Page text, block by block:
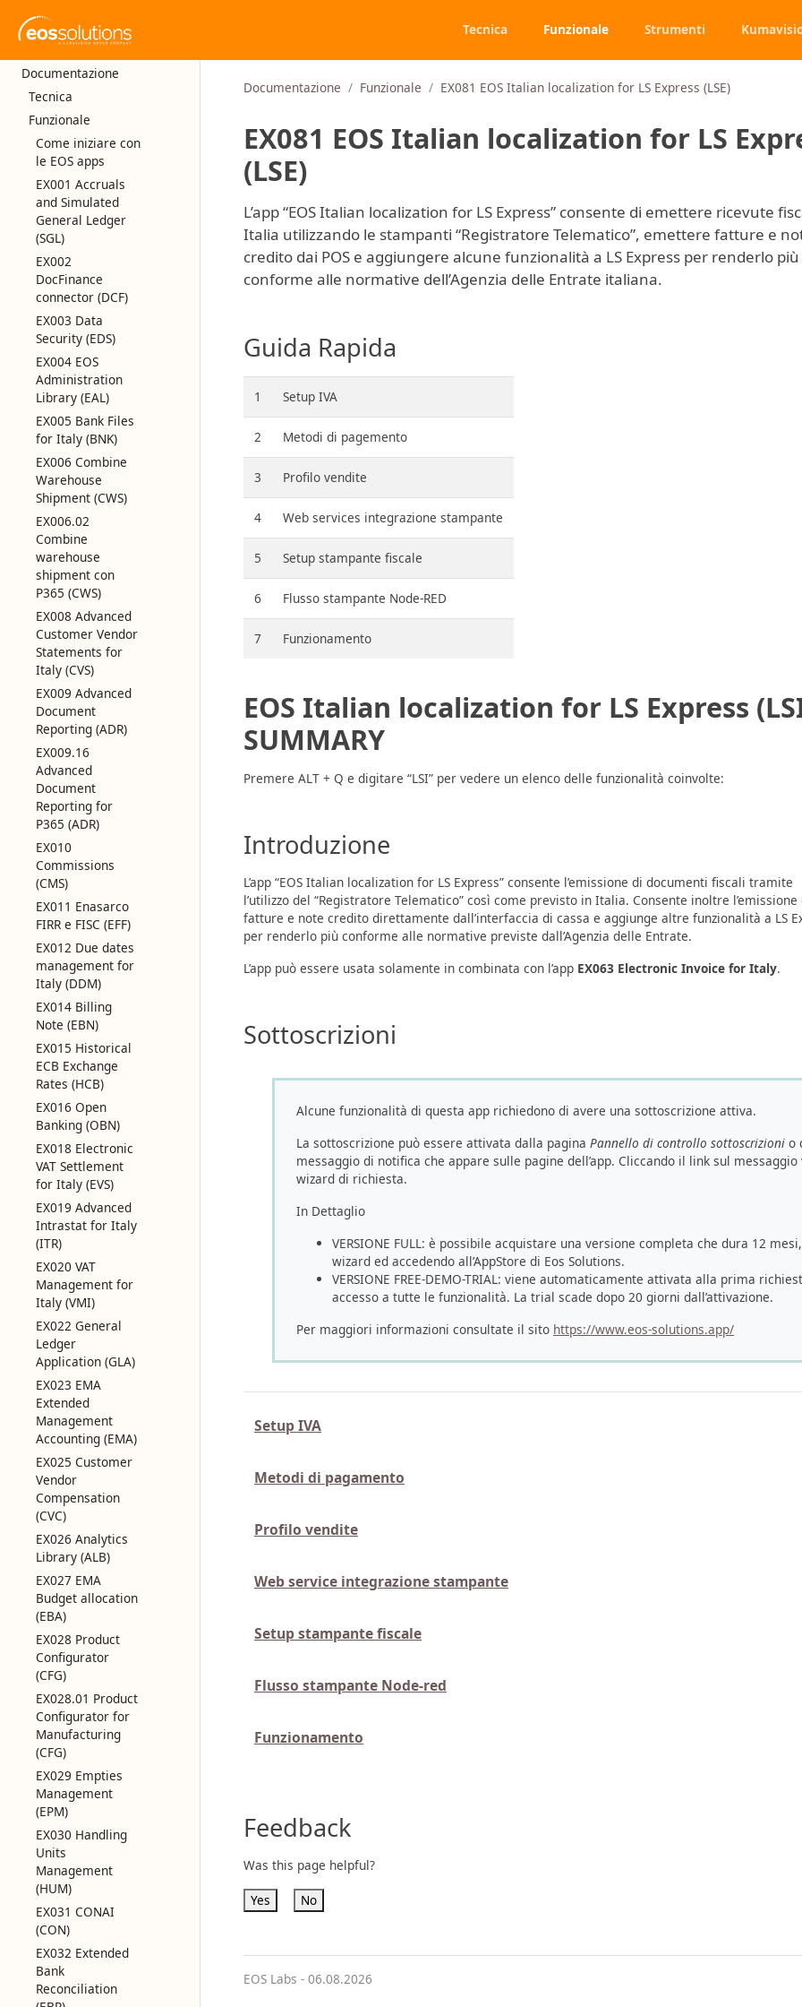
Tecnica Funzionale Strumenti
Documentazione
Tecnica
Funzionale
Come iniziare con
le EOS apps
EX001 Accruals
and Simulated
General Ledger
(SGL)
EX002
DocFinance
connector (DCF)
EX003 Data
Security (EDS)
EX004 EOS
Administration
Library (EAL)
EX005 Bank Files
for Italy (BNK)
EX006 Combine
Warehouse
Shipment (CWS)
EX006.02
Combine
warehouse
shipment con
P365 (CWS)
EX008 Advanced
Customer Vendor
Statements for
Italy (CVS)
EX009 Advanced
Document
Reporting (ADR)
EX009.16
Advanced
Document
Reporting for
P365 (ADR)
EX010
Commissions
(CMS)
EX011 Enasarco
FIRR e FISC (EFF)
EX012 Due dates
management for
Italy (DDM)
EX014 Billing
Note (EBN)
EX015 Historical
ECB Exchange
Rates (HCB)
EX016 Open
Banking (OBN)
EX018 Electronic
VAT Settlement
for Italy (EVS)
EX019 Advanced
Intrastat for Italy
(ITR)
EX020 VAT
Management for
Italy (VMI)
EX022 General
Ledger
Application (GLA)
EX023 EMA
Extended
Management
Accounting (EMA)
EX025 Customer
Vendor
Compensation
(CVC)
EX026 Analytics
Library (ALB)
EX027 EMA
Budget allocation
(EBA)
EX028 Product
Configurator
(CFG)
EX028.01 Product
Configurator for
Manufacturing
(CFG)
EX029 Empties
Management
(EPM)
EX030 Handling
Units
Management
(HUM)
EX031 CONAI
(CON)
EX032 Extended
Bank
Reconciliation
Documentazione Funzionale EX081 EOS Italian localization for LS Express (LSE)
EX081 EOS Italian localization for LS
(LSE)
L’app “EOS Italian localization for LS Express” consente di emettere ricevute
Italia utilizzando le stampanti “Registratore Telematico”, emettere fatture e
credito dai POS e aggiungere alcune funzionalità a LS Express per renderlo più
conforme alle normative dell’Agenzia delle Entrate italiana.
Guida Rapida
1 Setup IVA
2 Metodi di pagemento
3 Profilo vendite
4 Web services integrazione stampante
5 Setup stampante fiscale
6 Flusso stampante Node-RED
7 Funzionamento
EOS Italian localization for LS Express
SUMMARY
Premere ALT + Q e digitare “LSI” per vedere un elenco delle funzionalità coinvolte:
Introduzione
L’app “EOS Italian localization for LS Express” consente l’emissione di documenti fiscali tramite
l’utilizzo del “Registratore Telematico” così come previsto in Italia. Consente inoltre l’emissione
fatture e note credito direttamente dall’interfaccia di cassa e aggiunge altre funzionalità a LS
per renderlo più conforme alle normative previste dall’Agenzia delle Entrate.
L’app può essere usata solamente in combinata con l’app EX063 Electronic Invoice for Italy.
Sottoscrizioni
Alcune funzionalità di questa app richiedono di avere una sottoscrizione attiva.
La sottoscrizione può essere attivata dalla pagina Pannello di controllo sottoscrizioni o
messaggio di notifica che appare sulle pagine dell’app. Cliccando il link sul
wizard di richiesta.
In Dettaglio
VERSIONE FULL: è possibile acquistare una versione completa che dura 12
wizard ed accedendo all’AppStore di Eos Solutions.
VERSIONE FREE-DEMO-TRIAL: viene automaticamente attivata alla prima
accesso a tutte le funzionalità. La trial scade dopo 20 giorni dall’attivazione.
Per maggiori informazioni consultate il sito https://www.eos-solutions.app/
Setup IVA
Metodi di pagamento
Profilo vendite
Web service integrazione stampante
Setup stampante fiscale
Flusso stampante Node-red
Funzionamento
Feedback
Was this page helpful?
Yes No
EOS Labs - 06.08.2026